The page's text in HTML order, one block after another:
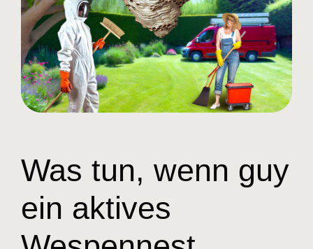
Was tun, wenn guy
ein aktives